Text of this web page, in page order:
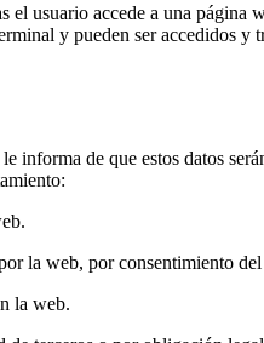
el usuario accede a una página
y pueden ser accedidos
informa de que estos datos
la web, por consentimiento
la web.